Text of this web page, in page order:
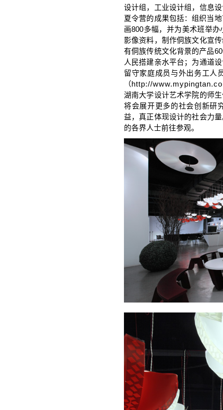
设计组，工业设计组，信息
夏令营的成果包括：组织当
画800多幅，并为美术班举
影像资料，制作侗族文化宣
有侗族传统文化背景的产品
人民搭建亲水平台；为通道
留守家庭成员与外出务工人
（ http://
湖南大学设计艺术学院的师
将会展开更多的社会创新研
益，真正体现设计的社会力
的各界人士前往参观。